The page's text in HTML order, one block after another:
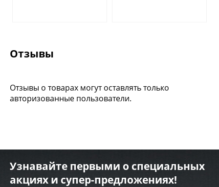
Отзывы
Отзывы о товарах могут оставлять только
авторизованные пользователи.
Узнавайте первыми о специальных
акциях и супер-предложениях!